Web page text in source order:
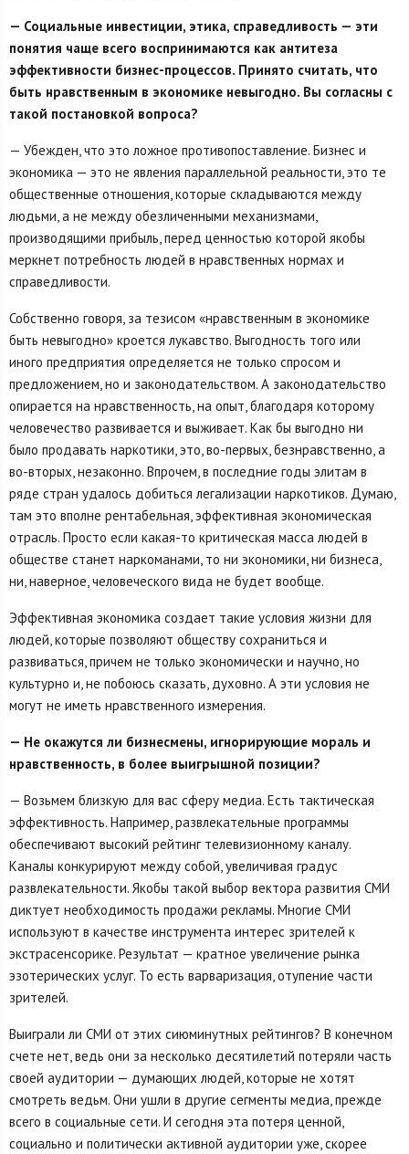
— Социальные инвестиции, этика, справедливость — эти
понятия чаще всего воспринимаются как антитеза
эффективности бизнес-процессов. Принято считать, что
быть нравственным в экономике невыгодно. Вы согласны с
такой постановкой вопроса?
— Убежден, что это ложное противопоставление. Бизнес и
экономика — это не явления параллельной реальности, это те
общественные отношения, которые складываются между
людьми, а не между обезличенными механизмами,
производящими прибыль, перед ценностью которой якобы
меркнет потребность людей в нравственных нормах и
справедливости.
Собственно говоря, за тезисом «нравственным в экономике
быть невыгодно» кроется лукавство. Выгодность того или
иного предприятия определяется не только спросом и
предложением, но и законодательством. А законодательство
опирается на нравственность, на опыт, благодаря которому
человечество развивается и выживает. Как бы выгодно ни
было продавать наркотики, это, во-первых, безнравственно, а
во-вторых, незаконно. Впрочем, в последние годы элитам в
ряде стран удалось добиться легализации наркотиков. Думаю,
там это вполне рентабельная, эффективная экономическая
отрасль. Просто если какая-то критическая масса людей в
обществе станет наркоманами, то ни экономики, ни бизнеса,
ни, наверное, человеческого вида не будет вообще.
Эффективная экономика создает такие условия жизни для
людей, которые позволяют обществу сохраниться и
развиваться, причем не только экономически и научно, но
культурно и, не побоюсь сказать, духовно. А эти условия не
могут не иметь нравственного измерения.
— Не окажутся ли бизнесмены, игнорирующие мораль и
нравственность, в более выигрышной позиции?
— Возьмем близкую для вас сферу медиа. Есть тактическая
эффективность. Например, развлекательные программы
обеспечивают высокий рейтинг телевизионному каналу.
Каналы конкурируют между собой, увеличивая градус
развлекательности. Якобы такой выбор вектора развития СМИ
диктует необходимость продажи рекламы. Многие СМИ
используют в качестве инструмента интерес зрителей к
экстрасенсорике. Результат — кратное увеличение рынка
эзотерических услуг. То есть варваризация, отупение части
зрителей.
Выиграли ли СМИ от этих сиюминутных рейтингов? В конечном
счете нет, ведь они за несколько десятилетий потеряли часть
своей аудитории — думающих людей, которые не хотят
смотреть ведьм. Они ушли в другие сегменты медиа, прежде
всего в социальные сети. И сегодня эта потеря ценной,
социально и политически активной аудитории уже, скорее